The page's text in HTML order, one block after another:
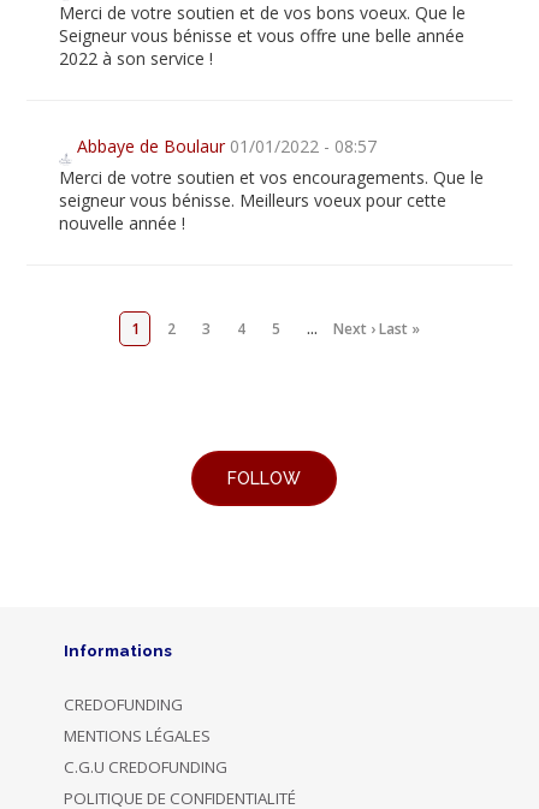
Merci de votre soutien et de vos bons voeux. Que le
Seigneur vous bénisse et vous offre une belle année
2022 à son service !
Abbaye de Boulaur 01/01/2022 - 08:57
Merci de votre soutien et vos encouragements. Que le
seigneur vous bénisse. Meilleurs voeux pour cette
nouvelle année !
1 2 3 4 5 … Next ›Last »
Informations
CREDOFUNDING
MENTIONS LÉGALES
C.G.U CREDOFUNDING
POLITIQUE DE CONFIDENTIALITÉ